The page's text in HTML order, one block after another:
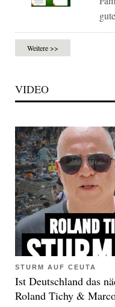
Weitere >>
VIDEO
STURM AUF CEUTA
Ist Deutschland das
Roland Tichy &